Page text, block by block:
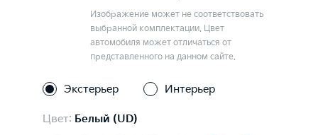
Изображение может не соответствовать
выбранной комплектации. Цвет
автомобиля может отличаться от
представленного на данном сайте.
Экстерьер Интерьер
Цвет: Белый (UD)